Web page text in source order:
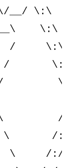
\:\  /\
\:\
/
/
\
\
\     /